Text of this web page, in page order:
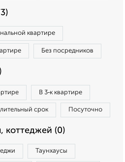
квартире
Без посредников
В 3‑к квартире
срок Посуточно
коттеджей (0)
Таунхаусы